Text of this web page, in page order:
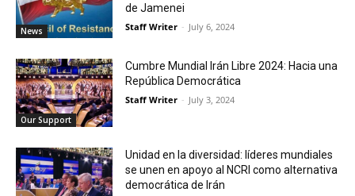
News
de Jamenei
Staff Writer - July 6, 2024
Our Support
Cumbre Mundial Irán Libre 2024: Hacia una
República Democrática
Staff Writer - July 3, 2024
Unidad en la diversidad: líderes mundiales
se unen en apoyo al NCRI como alternativa
democrática de Irán